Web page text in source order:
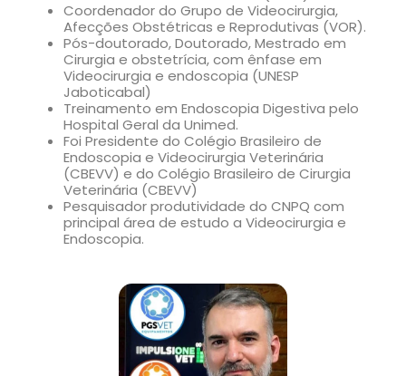
Coordenador do Grupo de Videocirurgia,
Afecções Obstétricas e Reprodutivas (VOR).
Pós-doutorado, Doutorado, Mestrado em
Cirurgia e obstetrícia, com ênfase em
Videocirurgia e endoscopia (UNESP
Jaboticabal)
Treinamento em Endoscopia Digestiva pelo
Hospital Geral da Unimed.
Foi Presidente do Colégio Brasileiro de
Endoscopia e Videocirurgia Veterinária
(CBEVV) e do Colégio Brasileiro de Cirurgia
Veterinária (CBEVV)
Pesquisador produtividade do CNPQ com
principal área de estudo a Videocirurgia e
Endoscopia.